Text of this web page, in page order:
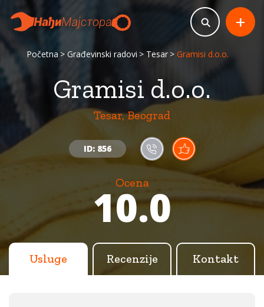
Početna Građevinski radovi Tesar Gramisi d.o.o.
Gramisi d.o.o.
Tesar, Beograd
ID: 856
Ocena
10.0
+
Usluge Recenzije Kontakt